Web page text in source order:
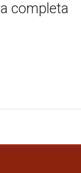
completa